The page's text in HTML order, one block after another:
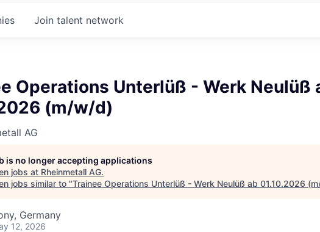
Join talent network
Operations Unterlüß - Werk Neulüß
(m/w/d)
AG
is no longer accepting applications
jobs at Rheinmetall AG.
jobs similar to "Trainee Operations Unterlüß - Werk Neulüß ab 01.10.2026
Germany
12, 2026